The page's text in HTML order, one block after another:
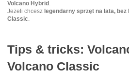
Volcano Hybrid .
Jeżeli chcesz legendarny sprzęt na lata, bez
Classic.
Tips & tricks:
Volcano Classic